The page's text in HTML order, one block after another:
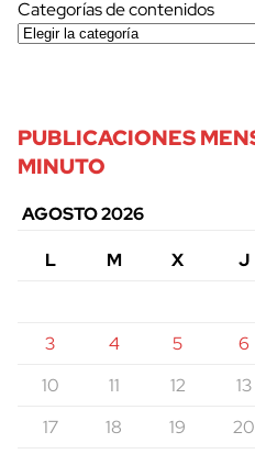
Categorías de contenidos
PUBLICACIONES
MINUTO
AGOSTO 2026
L
M X J
3
4 5 6
10
11 12 13
17
18 19 20